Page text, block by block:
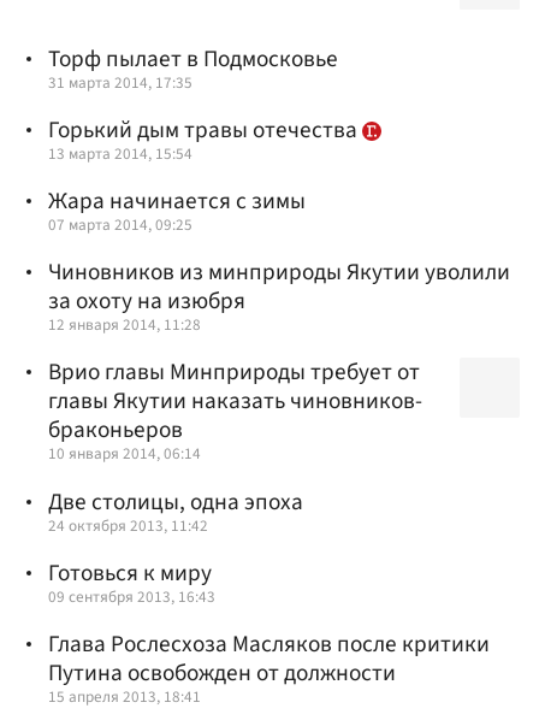
Торф пылает в Подмосковье
31 марта 2014, 17:35
Горький дым травы отечества
13 марта 2014, 15:54
Жара начинается с зимы
07 марта 2014, 09:25
Чиновников из минприроды Якутии уволили
за охоту на изюбря
12 января 2014, 11:28
Врио главы Минприроды требует от
главы Якутии наказать чиновников-
браконьеров
10 января 2014, 06:14
Две столицы, одна эпоха
24 октября 2013, 11:42
Готовься к миру
09 сентября 2013, 16:43
Глава Рослесхоза Масляков после критики
Путина освобожден от должности
15 апреля 2013, 18:41